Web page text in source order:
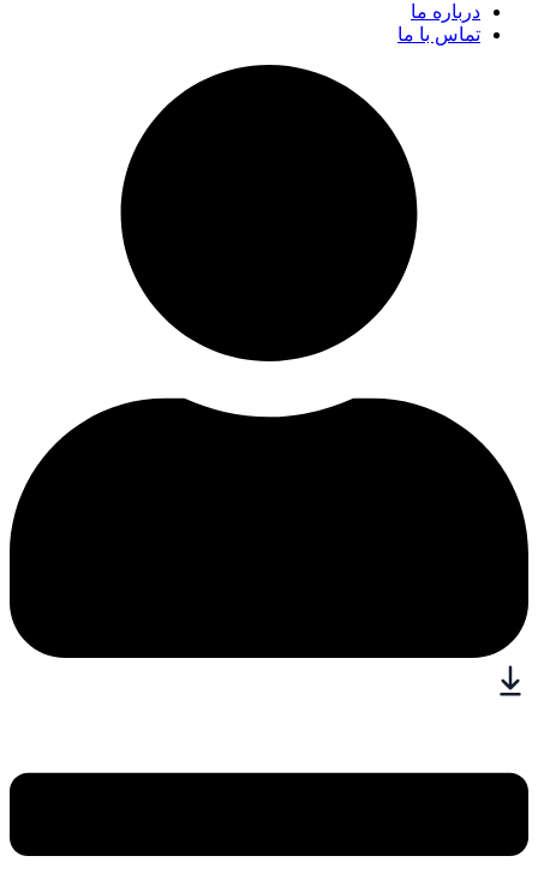
درباره ما
تماس با ما